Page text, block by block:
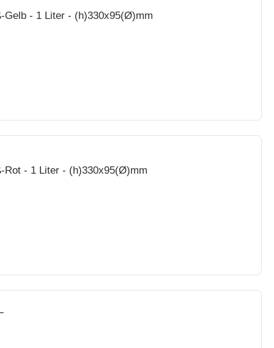
- 1 Liter - (h)330x95(Ø)mm
Rot - 1 Liter - (h)330x95(Ø)mm